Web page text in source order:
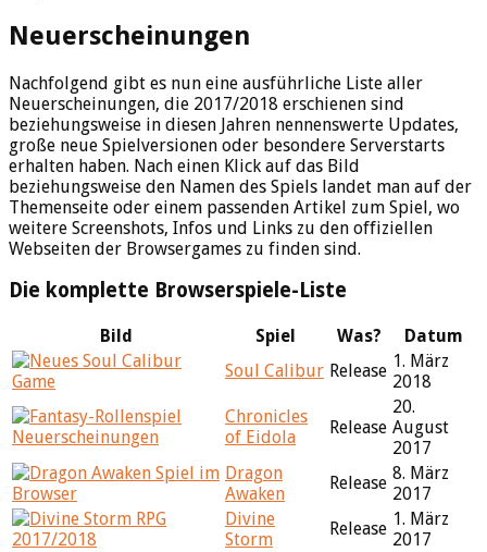
Neuerscheinungen
Nachfolgend gibt es nun eine ausführliche Liste aller
Neuerscheinungen, die 2017/2018 erschienen sind
beziehungsweise in diesen Jahren nennenswerte Updates,
große neue Spielversionen oder besondere Serverstarts
erhalten haben. Nach einen Klick auf das Bild
beziehungsweise den Namen des Spiels landet man auf der
Themenseite oder einem passenden Artikel zum Spiel, wo
weitere Screenshots, Infos und Links zu den offiziellen
Webseiten der Browsergames zu finden sind.
Die komplette Browserspiele-Liste
Bild Spiel Was?
Datum
Soul Calibur Release 1. März
2018
Chronicles
of Eidola
Release
20.
August
2017
Dragon
Awaken
Release 8. März
2017
Divine
Storm
Release 1. März
2017